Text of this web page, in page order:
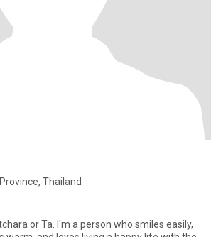
Thailand
or Ta. I'm a person who smiles easily,